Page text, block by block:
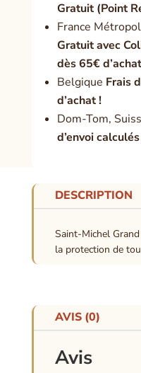
Gratuit (Point
France
Gratuit avec
dès 65€
Belgique Frais
d’achat !
Dom-Tom,
d’envoi
DESCRIPTION
Saint-Michel
la protection de
AVIS (0)
Avis